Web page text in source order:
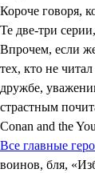
Короче говоря,
Те две-три
Впрочем, если
тех, кто не
дружбе,
страстным
Conan and the
Все главные
воинов, бля,